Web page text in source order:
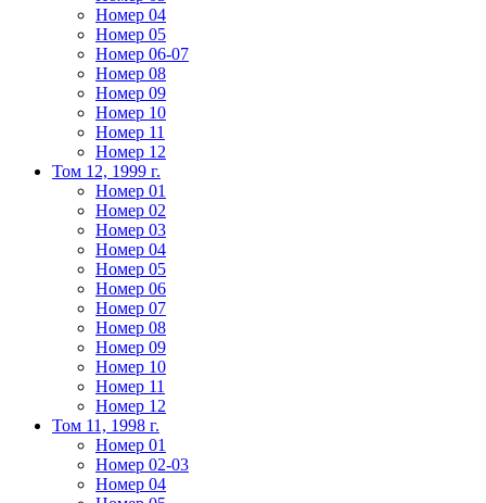
Номер 04
Номер 05
Номер 06-07
Номер 08
Номер 09
Номер 10
Номер 11
Номер 12
Том 12, 1999 г.
Номер 01
Номер 02
Номер 03
Номер 04
Номер 05
Номер 06
Номер 07
Номер 08
Номер 09
Номер 10
Номер 11
Номер 12
Том 11, 1998 г.
Номер 01
Номер 02-03
Номер 04